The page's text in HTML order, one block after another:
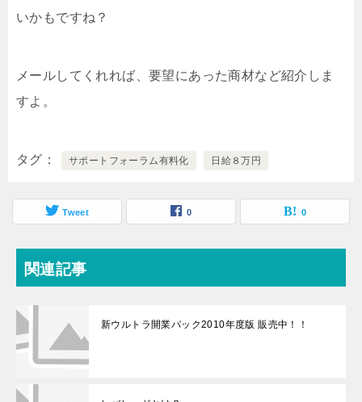
いかもですね？
メールしてくれれば、要望にあった商材など紹介しま
すよ。
タグ サポートフォーラム有料化 日給８万円
Tweet 0 0
関連記事
新ウルトラ開業パック2010年度版 販売中！！